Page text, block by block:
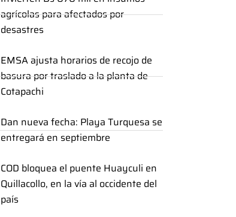
agrícolas para afectados por
desastres
EMSA ajusta horarios de recojo de
basura por traslado a la planta de
Cotapachi
Dan nueva fecha: Playa Turquesa se
entregará en septiembre
COD bloquea el puente Huayculi en
Quillacollo, en la vía al occidente del
país